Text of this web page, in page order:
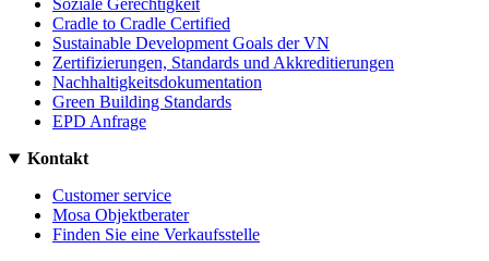
Soziale Gerechtigkeit
Cradle to Cradle Certified
Sustainable Development Goals der VN
Zertifizierungen, Standards und Akkreditierungen
Nachhaltigkeitsdokumentation
Green Building Standards
EPD Anfrage
Kontakt
Customer service
Mosa Objektberater
Finden Sie eine Verkaufsstelle